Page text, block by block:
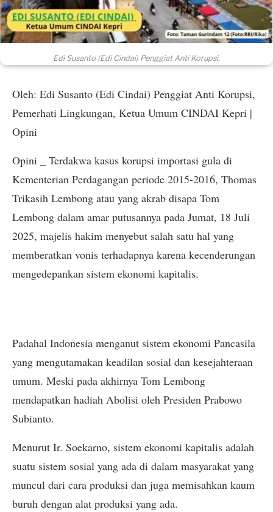
Edi Susanto (Edi Cindai) Penggiat Anti Korupsi,
Oleh: Edi Susanto (Edi Cindai) Penggiat Anti Korupsi,
Pemerhati Lingkungan, Ketua Umum CINDAI Kepri |
Opini
Opini _ Terdakwa kasus korupsi importasi gula di
Kementerian Perdagangan periode 2015-2016, Thomas
Trikasih Lembong atau yang akrab disapa Tom
Lembong dalam amar putusannya pada Jumat, 18 Juli
2025, majelis hakim menyebut salah satu hal yang
memberatkan vonis terhadapnya karena kecenderungan
mengedepankan sistem ekonomi kapitalis.
Padahal Indonesia menganut sistem ekonomi Pancasila
yang mengutamakan keadilan sosial dan kesejahteraan
umum. Meski pada akhirnya Tom Lembong
mendapatkan hadiah Abolisi oleh Presiden Prabowo
Subianto.
Menurut Ir. Soekarno, sistem ekonomi kapitalis adalah
suatu sistem sosial yang ada di dalam masyarakat yang
muncul dari cara produksi dan juga memisahkan kaum
buruh dengan alat produksi yang ada.